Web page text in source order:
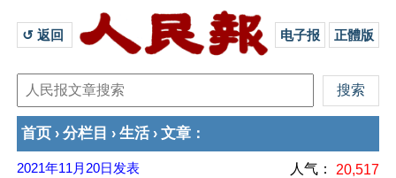
↺ 返回 电子报 正體版
首页 › 分栏目 › 生活 › 文章 ：
2021年11月20日 发表 人气： 20,517